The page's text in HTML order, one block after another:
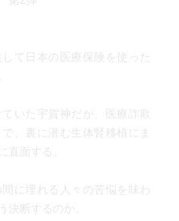
て日本の医療保険を使った
いた宇賀神だが、医療詐欺
、裏に潜む生体腎移植にま
直面する。
に埋れる人々の苦悩を味わ
決断するのか。